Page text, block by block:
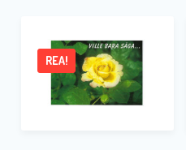
REA!